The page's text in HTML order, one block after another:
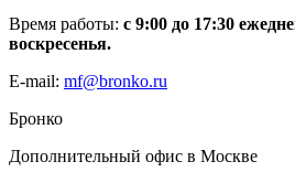
Время работы: с 9:00 до 17:30
воскресенья.
E-mail: mf@bronko.ru
Бронко
Дополнительный офис в Москве